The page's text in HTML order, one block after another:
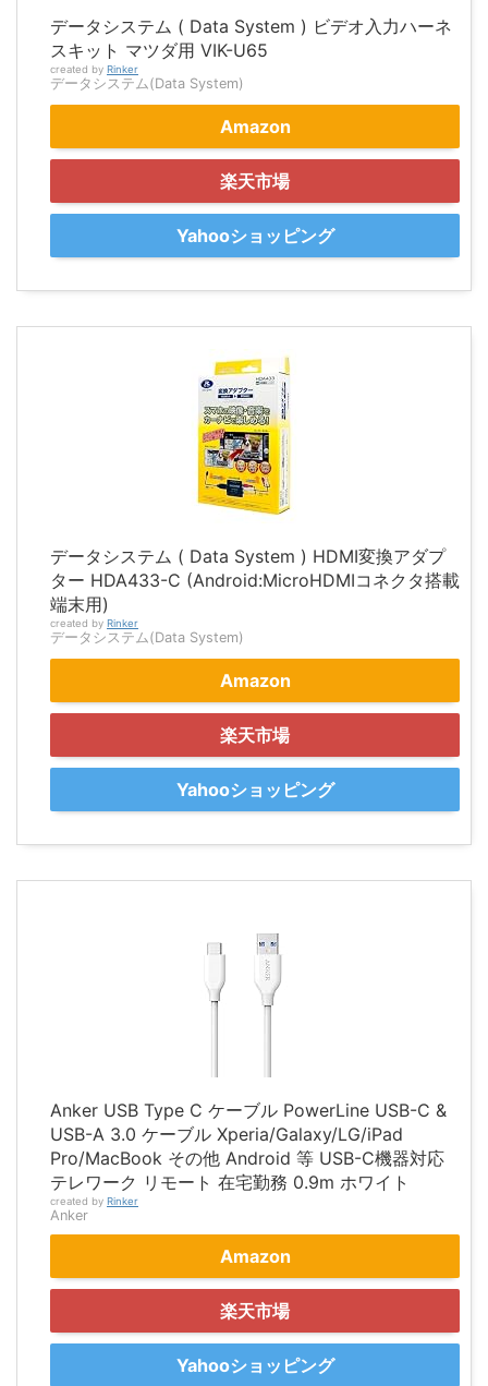
データシステム ( Data System ) ビデオ入力ハーネ
スキット マツダ用 VIK-U65
created by Rinker
データシステム(Data System)
Amazon
楽天市場
Yahooショッピング
データシステム ( Data System ) HDMI変換アダプ
ター HDA433-C (Android:MicroHDMIコネクタ搭載
端末用)
created by Rinker
データシステム(Data System)
Amazon
楽天市場
Yahooショッピング
Anker USB Type C ケーブル PowerLine USB-C &
USB-A 3.0 ケーブル Xperia/Galaxy/LG/iPad
Pro/MacBook その他 Android 等 USB-C機器対応
テレワーク リモート 在宅勤務 0.9m ホワイト
created by Rinker
Anker
Amazon
楽天市場
Yahooショッピング